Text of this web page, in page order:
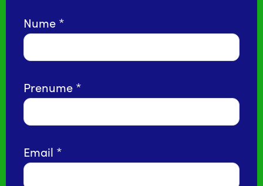
Nume
Prenume
Email